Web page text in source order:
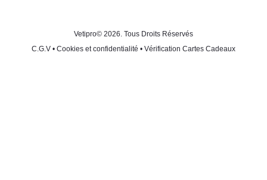
Vetipro© 2026. Tous Droits Réservés
C.G.V • Cookies et confidentialité • Vérification Cartes Cadeaux